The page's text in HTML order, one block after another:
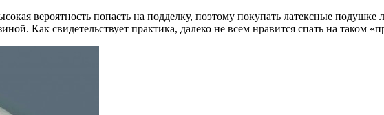
вероятность попасть на подделку, поэтому покупать латексные
Как свидетельствует практика, далеко не всем нравится спать на таком